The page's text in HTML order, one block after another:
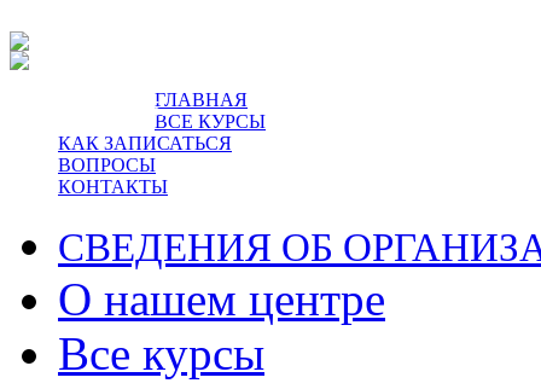
пр-т Ленина, 5.ГЛАВНАЯ
ВСЕ КУРСЫ
КАК ЗАПИСАТЬСЯ
ВОПРОСЫ
КОНТАКТЫ
СВЕДЕНИЯ ОБ
О нашем центре
Все курсы